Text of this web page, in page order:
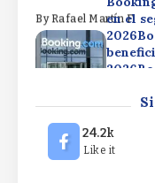
By Rafael Martín F.
en el
2026
By
en el
reduce
tercer
24.2k
Like it